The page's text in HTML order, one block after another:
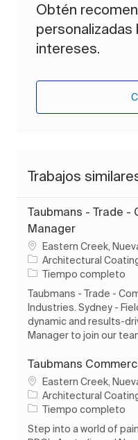
Obtén
personalizadas
intereses.
Trabajos
Taubmans - Trade -
Manager
Ubicación
Eastern Creek,
Architectural
Tipo de trabajo
Tiempo completo
Taubmans - Trade -
Industries. Sydney -
dynamic and results-
Manager to join our
Taubmans
Ubicación
Eastern Creek,
Architectural
Tipo de trabajo
Tiempo completo
Step into a world of